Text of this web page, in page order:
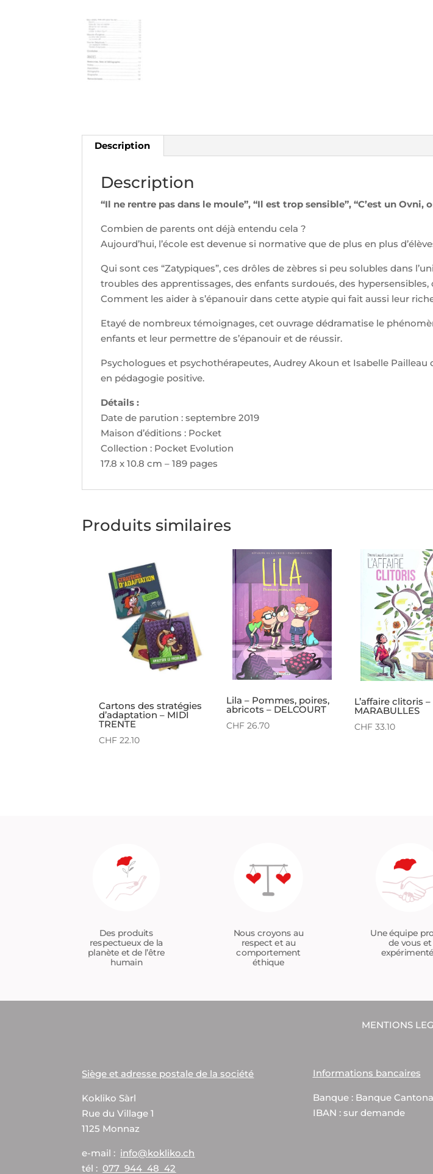
Description
Description
“Il ne rentre pas dans le moule”, “Il est trop sensible”, “C’est un Ovni,
Combien de parents ont déjà entendu cela ?
Aujourd’hui, l’école est devenue si normative que de plus en plus
Qui sont ces “Zatypiques”, ces drôles de zèbres si peu solubles dans
troubles des apprentissages, des enfants surdoués, des
Comment les aider à s’épanouir dans cette atypie qui fait aussi leur
Etayé de nombreux témoignages, cet ouvrage dédramatise le
enfants et leur permettre de s’épanouir et de réussir.
Psychologues et psychothérapeutes, Audrey Akoun et Isabelle
en pédagogie positive.
Détails :
Date de parution : septembre 2019
Maison d’éditions : Pocket
Collection : Pocket Evolution
17.8 x 10.8 cm – 189 pages
Produits similaires
Cartons des stratégies
d’adaptation – MIDI
TRENTE
CHF22.10
Lila – Pommes, poires,
abricots – DELCOURT
CHF 26.70
L’affaire clitoris –
MARABULLES
CHF33.10
Des produits
respectueux de la
planète et de l’être
humain
Nous croyons au
respect et au
comportement
éthique
Une équipe
de vous et
MENTIONS
Siège et adresse postale de la société
Kokliko Sàrl
Rue du Village 1
1125 Monnaz
e-mail : info@kokliko.ch
tél : 077 944 48 42
Informations bancaires
Banque : Banque
IBAN : sur demande